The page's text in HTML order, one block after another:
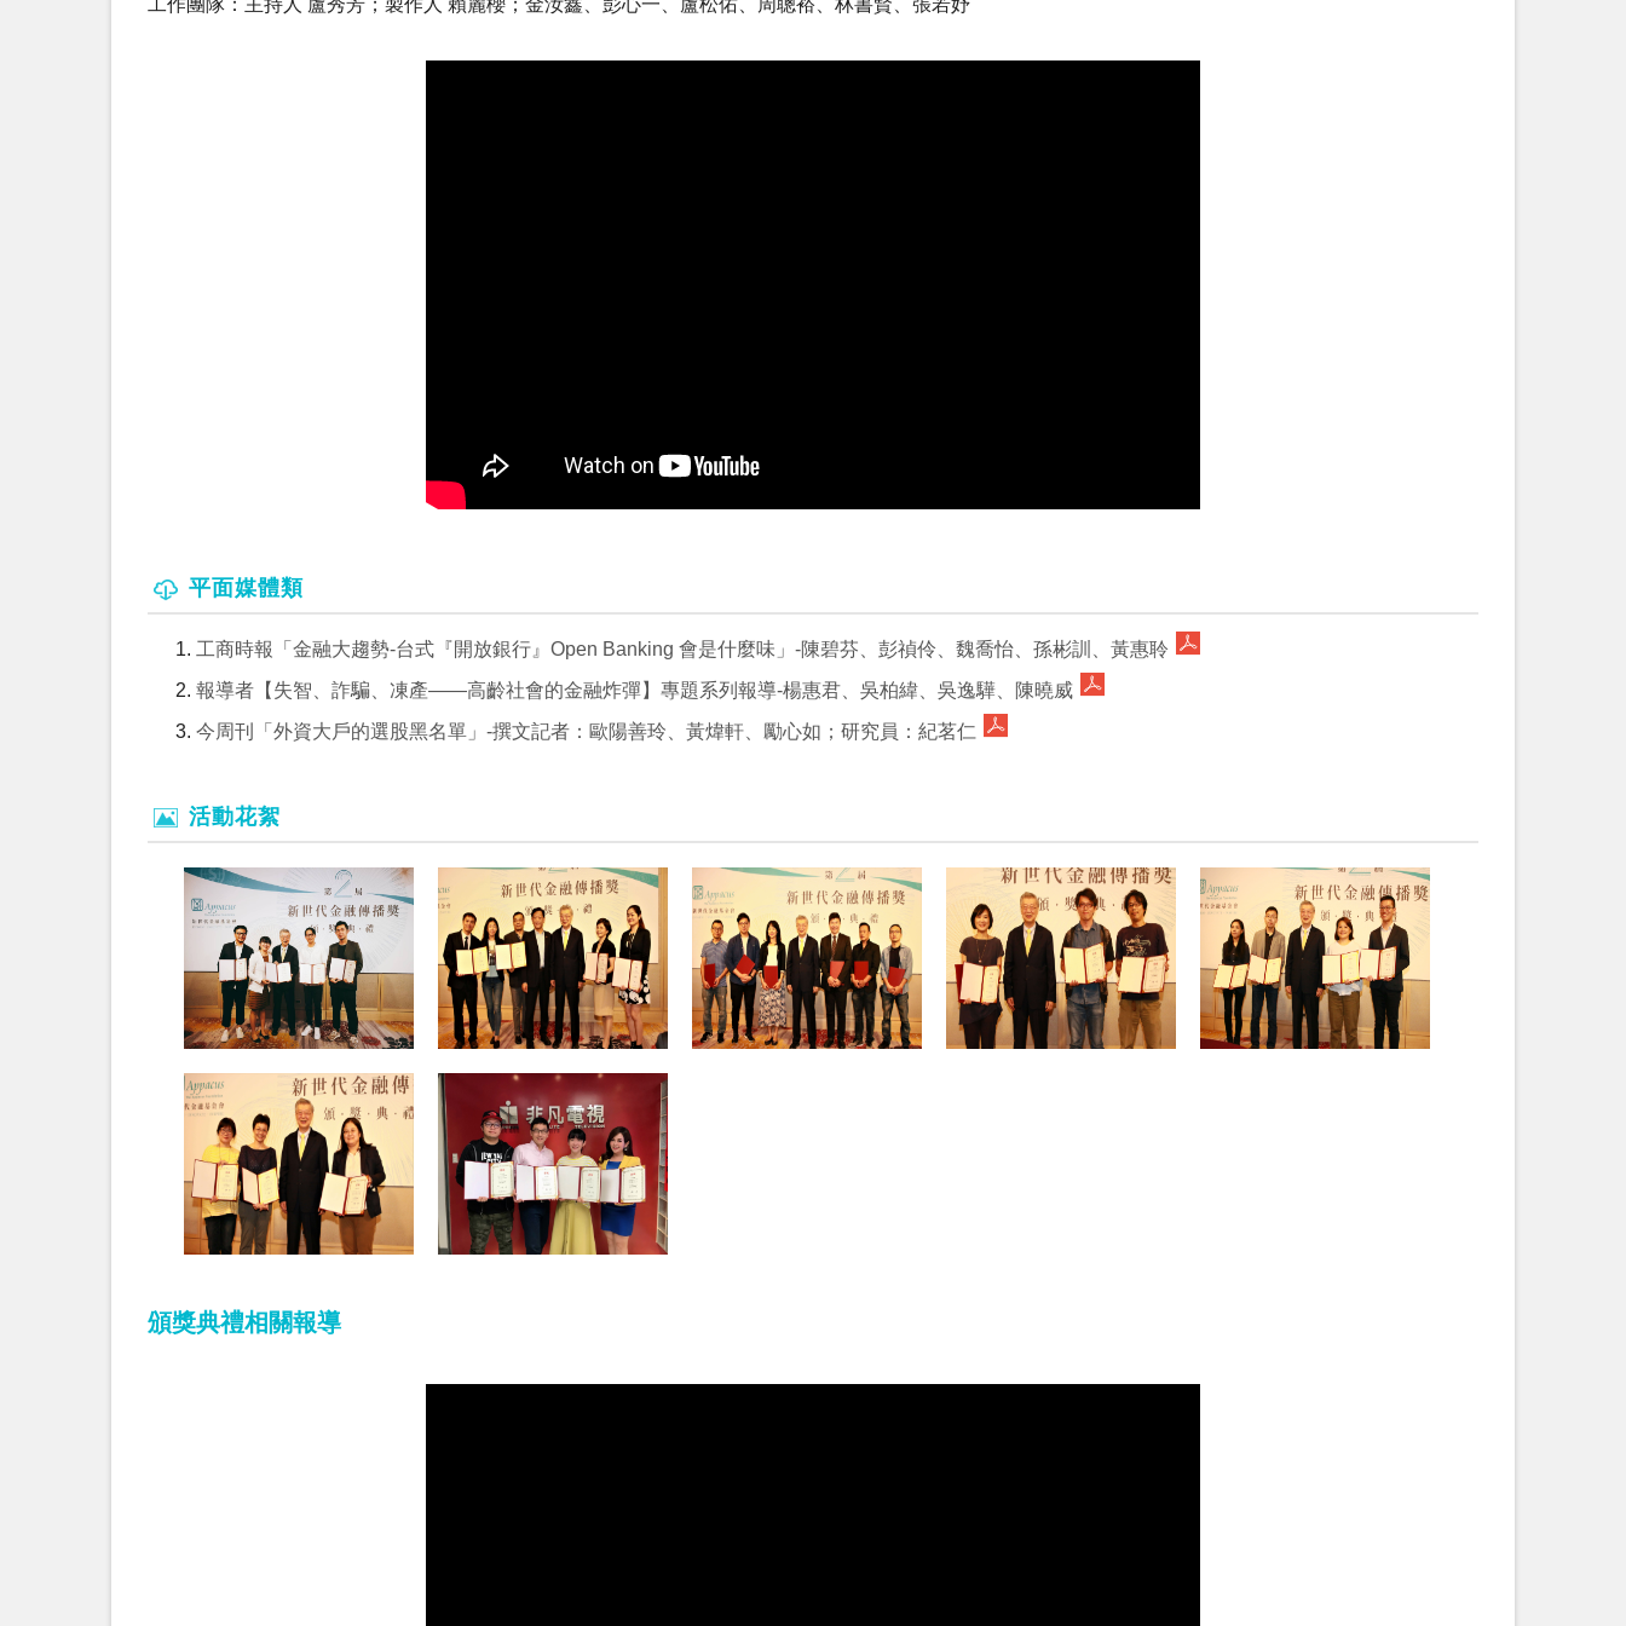
工作團隊：主持人 盧秀芳；製作人 賴麗櫻；金汝鑫、彭心一、盧松佑、周聰裕、林書賢、張若妤
平面媒體類
工商時報「金融大趨勢-台式『開放銀行』Open Banking 會是什麼味」-陳碧芬、彭禎伶、魏喬怡、孫彬訓、黃惠聆
報導者【失智、詐騙、凍產——高齡社會的金融炸彈】專題系列報導-楊惠君、吳柏緯、吳逸驊、陳曉威
今周刊「外資大戶的選股黑名單」-撰文記者：歐陽善玲、黃煒軒、勵心如；研究員：紀茗仁
活動花絮
頒獎典禮相關報導